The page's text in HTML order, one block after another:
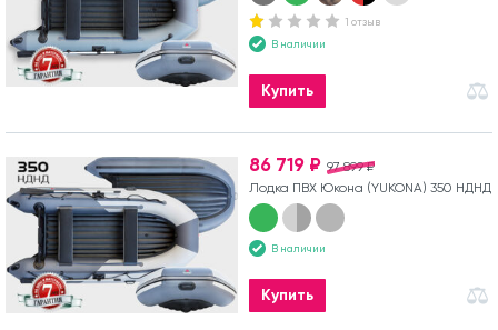
1 отзыв
В наличии
Купить
97 899 ₽
86 719 ₽
Лодка ПВХ Юкона (YUKONA) 350 НДНД
В наличии
Купить